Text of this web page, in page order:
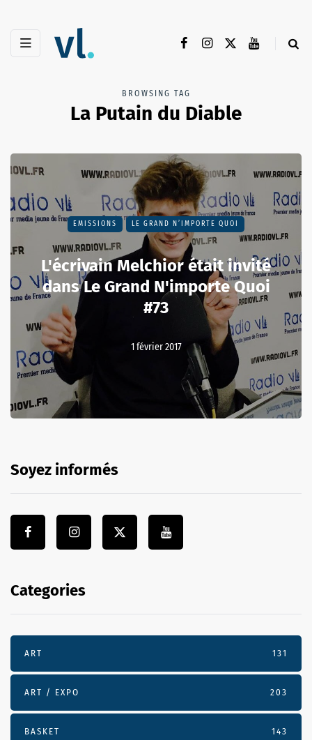
BROWSING TAG
La Putain du Diable
EMISSIONS LE GRAND N’IMPORTE QUOI
L'écrivain Melchior était invité
dans Le Grand N'importe Quoi
#73
1 février 2017
Soyez informés
Categories
ART 131
ART / EXPO 203
BASKET 143